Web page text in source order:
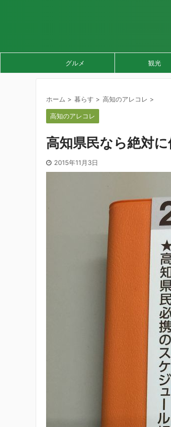
グルメ 観光
ホーム > 暮らす > 高知のアレコレ >
高知のアレコレ
高知県民なら絶対
2015年11月3日